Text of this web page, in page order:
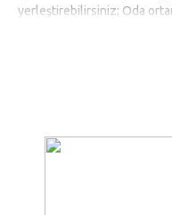
yerleştirebilirsiniz; Oda